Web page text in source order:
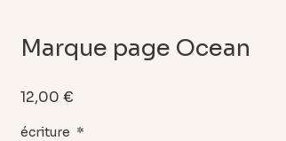
Marque page Ocean
12,00 €
écriture *